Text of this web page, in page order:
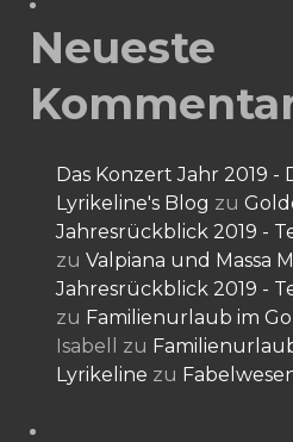
Neueste
Das Konzert Jahr 2019 -
Lyrikeline's Blog zu
Jahresrückblick 2019 -
zu Valpiana und Massa
Jahresrückblick 2019 -
zu Familienurlaub im
Isabell
zu
Lyrikeline zu